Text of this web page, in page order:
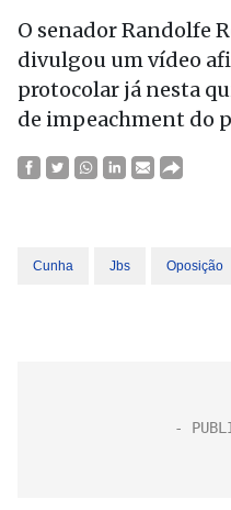
O senador Randolfe
divulgou um vídeo
protocolar já nesta
de impeachment do
Cunha Jbs Oposição